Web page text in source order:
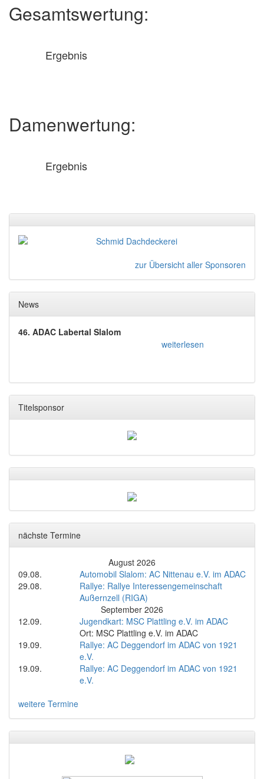
Gesamtswertung:
Ergebnis
Damenwertung:
Ergebnis
zur Übersicht aller Sponsoren
News
46. ADAC Labertal Slalom
weiterlesen
Titelsponsor
nächste Termine
August 2026
09.08.
Automobil Slalom: AC Nittenau e.V. im ADAC
29.08.
Rallye: Rallye Interessengemeinschaft
Außernzell (RIGA)
September 2026
12.09.
Jugendkart: MSC Plattling e.V. im ADAC
Ort: MSC Plattling e.V. im ADAC
19.09.
Rallye: AC Deggendorf im ADAC von 1921
e.V.
19.09.
Rallye: AC Deggendorf im ADAC von 1921
e.V.
weitere Termine